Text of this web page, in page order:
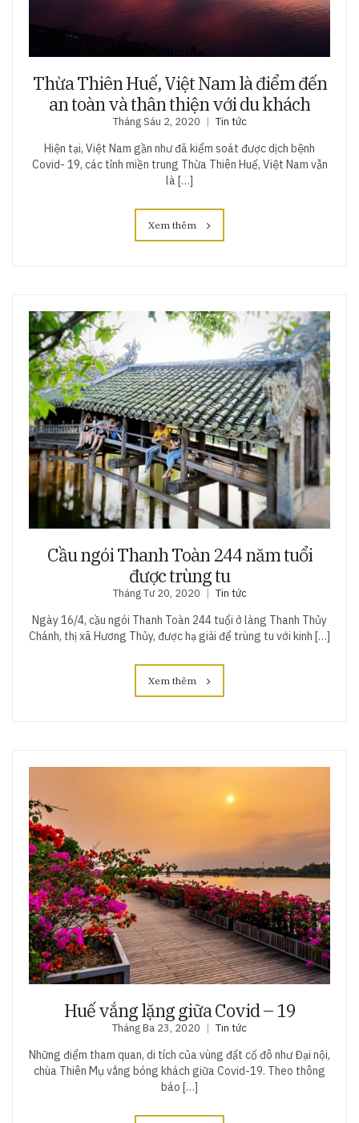
Thừa Thiên Huế, Việt Nam là điểm đến
an toàn và thân thiện với du khách
Tháng Sáu 2, 2020 Tin tức
Hiện tại, Việt Nam gần như đã kiểm soát được dịch bệnh
Covid- 19, các tỉnh miền trung Thừa Thiên Huế, Việt Nam vẫn
là […]
Xem thêm
Cầu ngói Thanh Toàn 244 năm tuổi
được trùng tu
Tháng Tư 20, 2020 Tin tức
Ngày 16/4, cầu ngói Thanh Toàn 244 tuổi ở làng Thanh Thủy
Chánh, thị xã Hương Thủy, được hạ giải để trùng tu với kinh […]
Xem thêm
Huế vắng lặng giữa Covid – 19
Tháng Ba 23, 2020 Tin tức
Những điểm tham quan, di tích của vùng đất cố đô như Đại nội,
chùa Thiên Mụ vắng bóng khách giữa Covid-19. Theo thông
báo […]